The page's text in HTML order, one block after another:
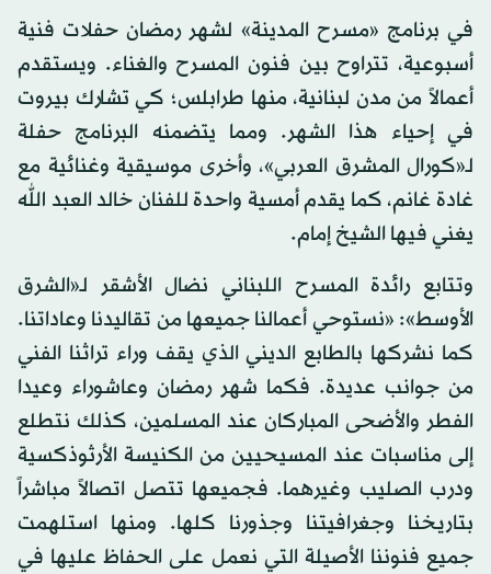
في برنامج «مسرح المدينة» لشهر رمضان حفلات فنية
أسبوعية، تتراوح بين فنون المسرح والغناء. ويستقدم
أعمالاً من مدن لبنانية، منها طرابلس؛ كي تشارك بيروت
في إحياء هذا الشهر. ومما يتضمنه البرنامج حفلة
لـ«كورال المشرق العربي»، وأخرى موسيقية وغنائية مع
غادة غانم، كما يقدم أمسية واحدة للفنان خالد العبد الله
يغني فيها الشيخ إمام.
وتتابع رائدة المسرح اللبناني نضال الأشقر لـ«الشرق
الأوسط»: «نستوحي أعمالنا جميعها من تقاليدنا وعاداتنا.
كما نشركها بالطابع الديني الذي يقف وراء تراثنا الفني
من جوانب عديدة. فكما شهر رمضان وعاشوراء وعيدا
الفطر والأضحى المباركان عند المسلمين، كذلك نتطلع
إلى مناسبات عند المسيحيين من الكنيسة الأرثوذكسية
ودرب الصليب وغيرهما. فجميعها تتصل اتصالاً مباشراً
بتاريخنا وجغرافيتنا وجذورنا كلها. ومنها استلهمت
جميع فنوننا الأصيلة التي نعمل على الحفاظ عليها في